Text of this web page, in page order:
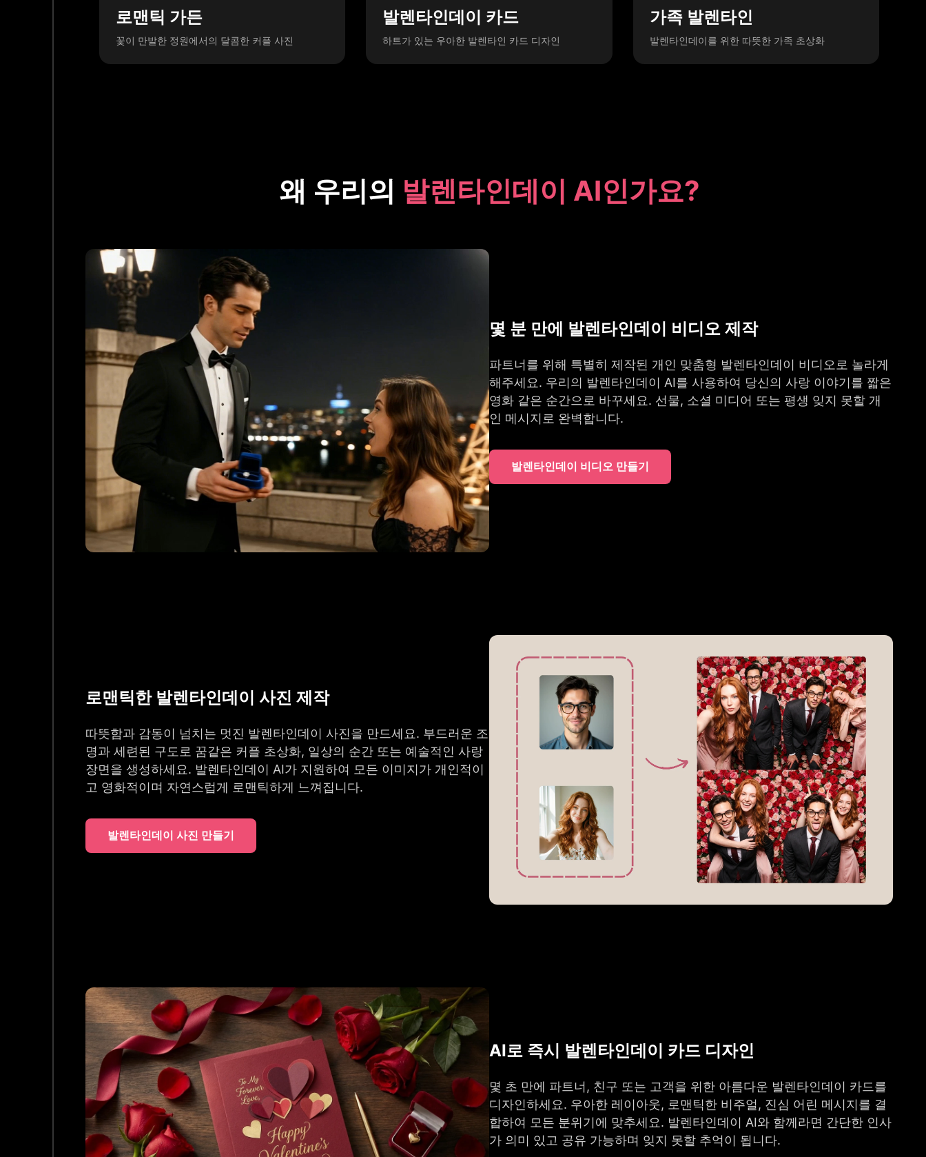
로맨틱 가든
꽃이 만발한 정원에서의 달콤한 커플 사진
발렌타인데이 카드
하트가 있는 우아한 발렌타인 카드 디자인
가족 발렌타인
발렌타인데이를 위한 따뜻한 가족 초상화
왜 우리의 발렌타인데이 AI인가요?
몇 분 만에 발렌타인데이 비디오 제작
파트너를 위해 특별히 제작된 개인 맞춤형 발렌타인데이 비디오로 놀라게
해주세요. 우리의 발렌타인데이 AI를 사용하여 당신의 사랑 이야기를 짧은
영화 같은 순간으로 바꾸세요. 선물, 소셜 미디어 또는 평생 잊지 못할 개
인 메시지로 완벽합니다.
발렌타인데이 비디오 만들기
로맨틱한 발렌타인데이 사진 제작
따뜻함과 감동이 넘치는 멋진 발렌타인데이 사진을 만드세요. 부드러운 조
명과 세련된 구도로 꿈같은 커플 초상화, 일상의 순간 또는 예술적인 사랑
장면을 생성하세요. 발렌타인데이 AI가 지원하여 모든 이미지가 개인적이
고 영화적이며 자연스럽게 로맨틱하게 느껴집니다.
발렌타인데이 사진 만들기
AI로 즉시 발렌타인데이 카드 디자인
몇 초 만에 파트너, 친구 또는 고객을 위한 아름다운 발렌타인데이 카드를
디자인하세요. 우아한 레이아웃, 로맨틱한 비주얼, 진심 어린 메시지를 결
합하여 모든 분위기에 맞추세요. 발렌타인데이 AI와 함께라면 간단한 인사
가 의미 있고 공유 가능하며 잊지 못할 추억이 됩니다.